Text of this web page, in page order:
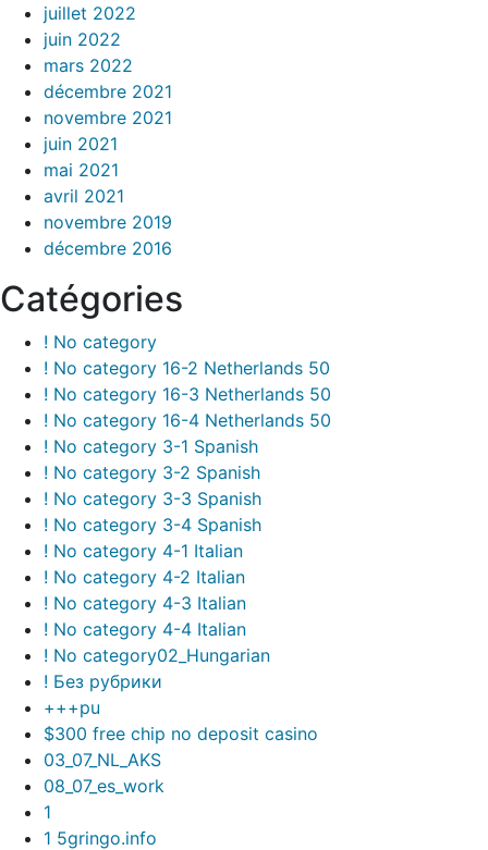
juillet 2022
juin 2022
mars 2022
décembre 2021
novembre 2021
juin 2021
mai 2021
avril 2021
novembre 2019
décembre 2016
Catégories
! No category
! No category 16-2 Netherlands 50
! No category 16-3 Netherlands 50
! No category 16-4 Netherlands 50
! No category 3-1 Spanish
! No category 3-2 Spanish
! No category 3-3 Spanish
! No category 3-4 Spanish
! No category 4-1 Italian
! No category 4-2 Italian
! No category 4-3 Italian
! No category 4-4 Italian
! No category02_Hungarian
! Без рубрики
+++pu
$300 free chip no deposit casino
03_07_NL_AKS
08_07_es_work
1
1 5gringo.info